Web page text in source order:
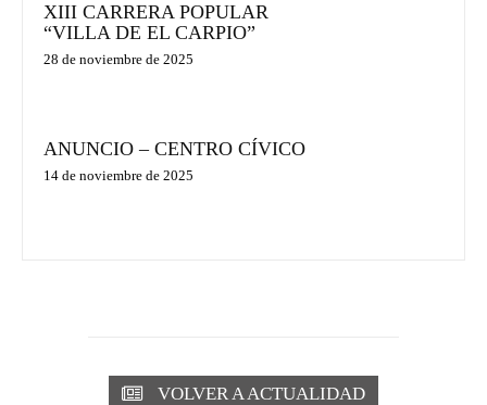
XIII CARRERA POPULAR
“VILLA DE EL CARPIO”
28 de noviembre de 2025
ANUNCIO – CENTRO CÍVICO
14 de noviembre de 2025
VOLVER A ACTUALIDAD